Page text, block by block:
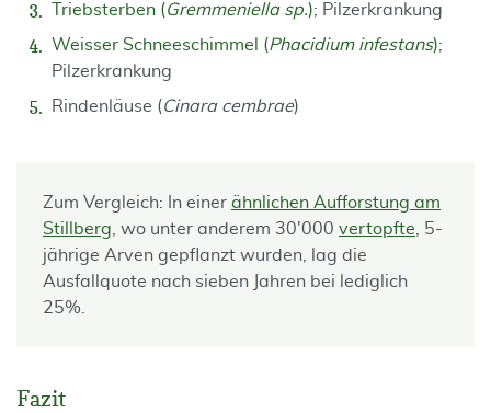
Triebsterben (Gremmeniella sp.); Pilzerkrankung
Weisser Schneeschimmel (Phacidium infestans);
Pilzerkrankung
Rindenläuse (Cinara cembrae)
Zum Vergleich: In einer ähnlichen Aufforstung am
Stillberg , wo unter anderem 30'000 vertopfte , 5-
jährige Arven gepflanzt wurden, lag die
Ausfallquote nach sieben Jahren bei lediglich
25%.
Fazit